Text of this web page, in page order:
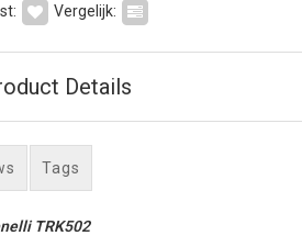
Vergelijk:
Details
Tags
TRK502